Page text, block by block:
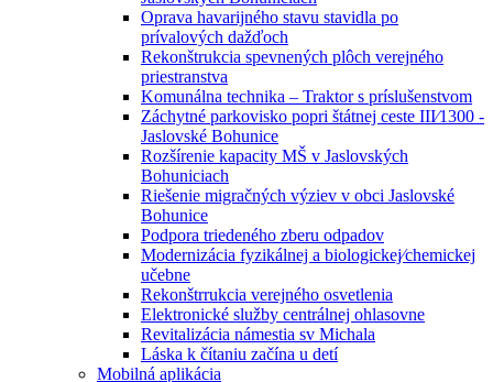
Oprava havarijného stavu stavidla po
prívalových dažďoch
Rekonštrukcia spevnených plôch verejného
priestranstva
Komunálna technika – Traktor s príslušenstvom
Záchytné parkovisko popri štátnej ceste III⁄1300 -
Jaslovské Bohunice
Rozšírenie kapacity MŠ v Jaslovských
Bohuniciach
Riešenie migračných výziev v obci Jaslovské
Bohunice
Podpora triedeného zberu odpadov
Modernizácia fyzikálnej a biologickej⁄chemickej
učebne
Rekonštrrukcia verejného osvetlenia
Elektronické služby centrálnej ohlasovne
Revitalizácia námestia sv Michala
Láska k čítaniu začína u detí
Mobilná aplikácia